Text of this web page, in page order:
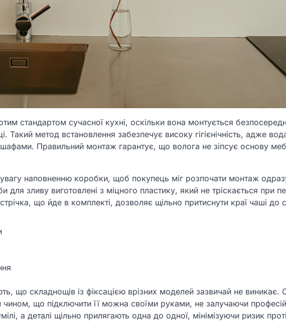
стандартом сучасної кухні, оскільки вона монтується
Такий метод встановлення забезпечує високу гігієнічність, адже
Правильний монтаж гарантує, що волога не зіпсує основу
наповненню коробки, щоб покупець міг розпочати монтаж
для зливу виготовлені з міцного пластику, який не тріскається при
що йде в комплекті, дозволяє щільно притиснути краї чаші до
що складнощів із фіксацією врізних моделей зазвичай не виникає.
що підключити її можна своїми руками, не залучаючи
а деталі щільно прилягають одна до одної, мінімізуючи ризик